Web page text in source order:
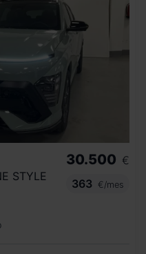
STYLE
30.500 €
363
€/mes